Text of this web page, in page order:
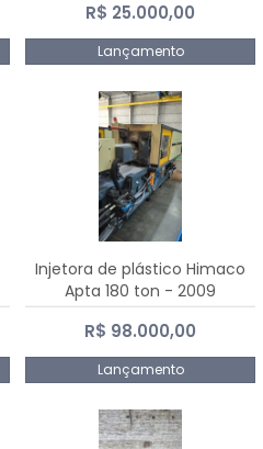
R$ 25.000,00
Lançamento
Injetora de plástico Himaco
Apta 180 ton - 2009
R$ 98.000,00
Lançamento